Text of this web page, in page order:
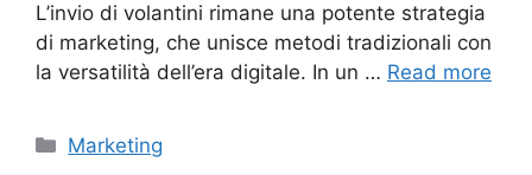
L’invio di volantini rimane una potente strategia
di marketing, che unisce metodi tradizionali con
la versatilità dell’era digitale. In un … Read more
Categories
Marketing